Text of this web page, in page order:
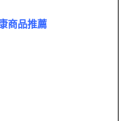
商品推薦